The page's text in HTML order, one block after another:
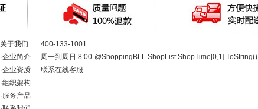
关于我们
·企业简介
·企业资质
·组织架构
·服务产品
400-133-1001
周一到周日 8:00-@ShoppingBLL.ShopList.ShopTime[0,1].ToString()
联系在线客服